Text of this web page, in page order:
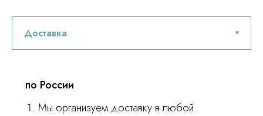
по России
Мы организуем доставку в любой